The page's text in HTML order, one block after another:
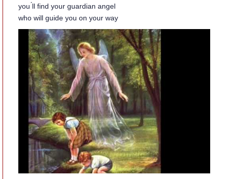
you ́ll find your guardian angel
who will guide you on your way